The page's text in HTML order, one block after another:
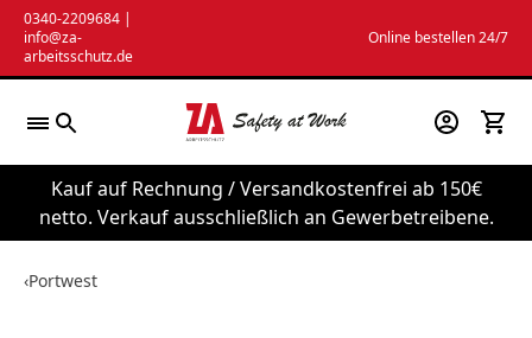
Zum
Inhalt
springen
0340-2209684 |
info@za-
arbeitsschutz.de
Online bestellen 24/7
Kauf auf Rechnung / Versandkostenfrei ab 150€
netto. Verkauf ausschließlich an Gewerbetreibene.
‹Portwest